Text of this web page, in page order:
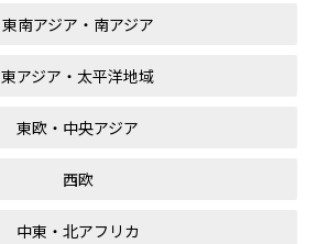
東南アジア・南アジア
東アジア・太平洋地域
東欧・中央アジア
西欧
中東・北アフリカ